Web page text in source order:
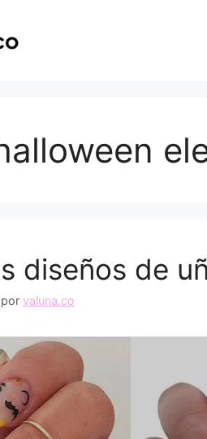
diseños de
por valuna.co